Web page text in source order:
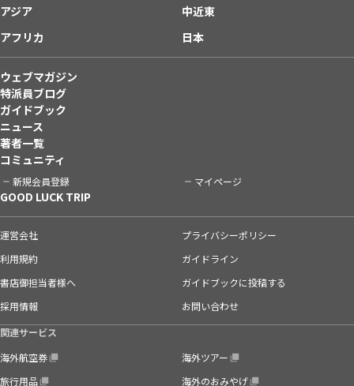
アジア
中近東
アフリカ
日本
ウェブマガジン
特派員ブログ
ガイドブック
ニュース
著者一覧
コミュニティ
新規会員登録 マイページ
GOOD LUCK TRIP
運営会社
プライバシーポリシー
利用規約
ガイドライン
書店御担当者様へ
ガイドブックに投稿する
採用情報
お問い合わせ
関連サービス
海外航空券
海外ツアー
旅行用品
海外のおみやげ